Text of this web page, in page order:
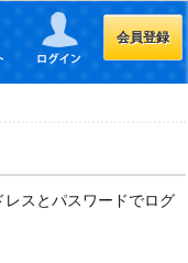
会員登録
スとパスワードでログ